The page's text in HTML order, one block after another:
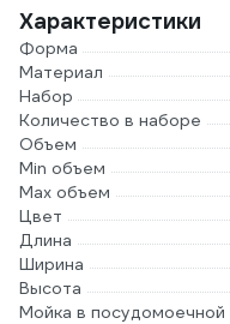
Характеристики
Форма
Материал
Набор
Количество в наборе
Объем
Min объем
Max объем
Цвет
Длина
Ширина
Высота
Мойка в посудомоечной